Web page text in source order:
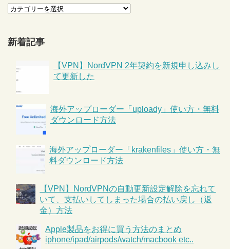
新着記事
【VPN】NordVPN 2年契約を新規申し込みし
て更新した
海外アップローダー「uploady」使い方・無料
ダウンロード方法
海外アップローダー「krakenfiles」使い方・無
料ダウンロード方法
【VPN】NordVPNの自動更新設定解除を忘れて
いて、支払いしてしまった場合の払い戻し（返
金）方法
Apple製品をお得に買う方法のまとめ
iphone/ipad/airpods/watch/macbook etc..